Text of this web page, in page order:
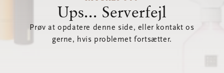
Ups... Serverfejl
Prøv at opdatere denne side, eller kontakt os
gerne, hvis problemet fortsætter.